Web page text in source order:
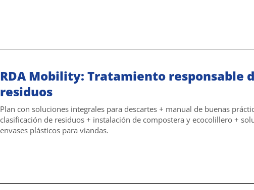
RDA Mobility: Tratamiento responsable
residuos
Plan con soluciones integrales para descartes + manual de buenas
clasificación de residuos + instalación de compostera y ecocolillero +
envases plásticos para viandas.